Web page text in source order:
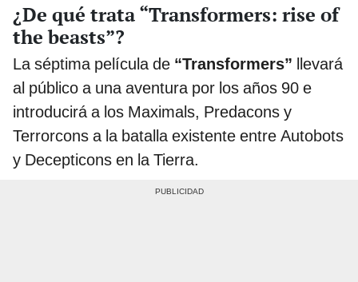
¿De qué trata “Transformers: rise of
the beasts”?
La séptima película de “Transformers” llevará
al público a una aventura por los años 90 e
introducirá a los Maximals, Predacons y
Terrorcons a la batalla existente entre Autobots
y Decepticons en la Tierra.